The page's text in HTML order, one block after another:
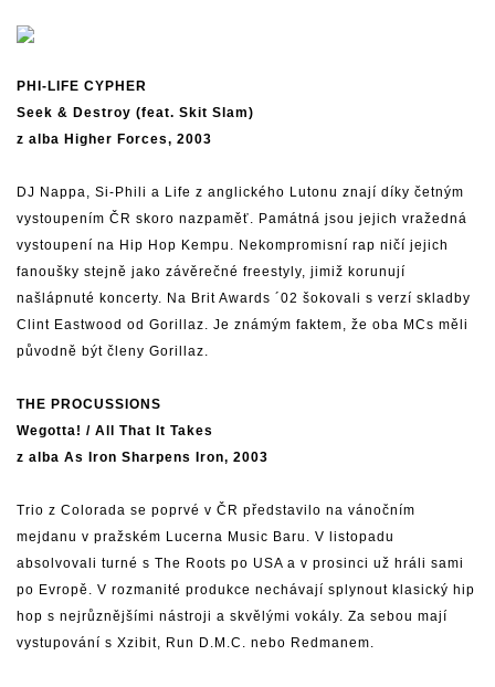
PHI-LIFE CYPHER
Seek & Destroy (feat. Skit Slam)
z alba Higher Forces, 2003
DJ Nappa, Si-Phili a Life z anglického Lutonu znají díky četným
vystoupením ČR skoro nazpaměť. Památná jsou jejich vražedná
vystoupení na Hip Hop Kempu. Nekompromisní rap ničí jejich
fanoušky stejně jako závěrečné freestyly, jimiž korunují
našlápnuté koncerty. Na Brit Awards ´02 šokovali s verzí skladby
Clint Eastwood od Gorillaz. Je známým faktem, že oba MCs měli
původně být členy Gorillaz.
THE PROCUSSIONS
Wegotta! / All That It Takes
z alba As Iron Sharpens Iron, 2003
Trio z Colorada se poprvé v ČR představilo na vánočním
mejdanu v pražském Lucerna Music Baru. V listopadu
absolvovali turné s The Roots po USA a v prosinci už hráli sami
po Evropě. V rozmanité produkce nechávají splynout klasický hip
hop s nejrůznějšími nástroji a skvělými vokály. Za sebou mají
vystupování s Xzibit, Run D.M.C. nebo Redmanem.